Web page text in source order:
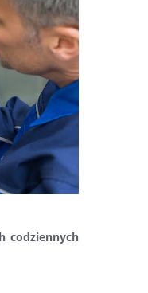
codziennych